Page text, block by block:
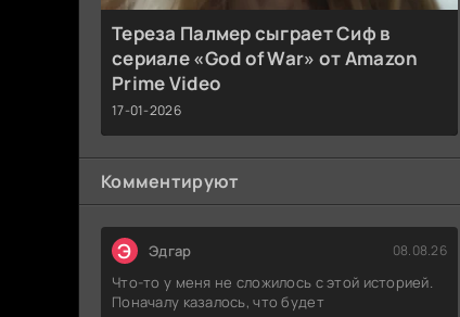
Тереза Палмер сыграет Сиф в
сериале «God of War» от Amazon
Prime Video
17-01-2026
Комментируют
Э Эдгар 08.08.26
Что-то у меня не сложилось с этой историей.
Поначалу казалось, что будет